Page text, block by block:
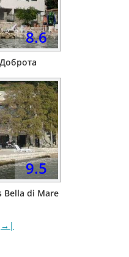
8.6
9.5
Bella di Mare
→|